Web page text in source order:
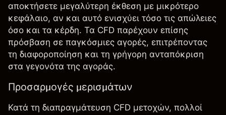
αποκτήσετε μεγαλύτερη έκθεση με μικρότερο
κεφάλαιο, αν και αυτό ενισχύει τόσο τις απώλειες
όσο και τα κέρδη. Τα CFD παρέχουν επίσης
πρόσβαση σε παγκόσμιες αγορές, επιτρέποντας
τη διαφοροποίηση και τη γρήγορη ανταπόκριση
στα γεγονότα της αγοράς.
Προσαρμογές μερισμάτων
Κατά τη διαπραγμάτευση CFD μετοχών, πολλοί